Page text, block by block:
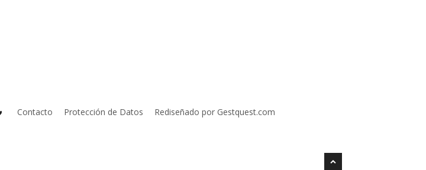
Contacto Protección de Datos Rediseñado por Gestquest.com